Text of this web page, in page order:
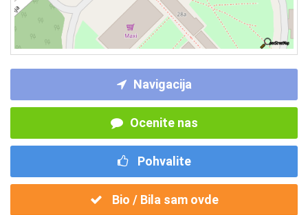
Navigacija
Ocenite nas
Pohvalite
Bio / Bila sam ovde